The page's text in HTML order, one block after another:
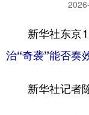
科技
访谈
新华社东京
治“奇袭”能否奏
新华社记者